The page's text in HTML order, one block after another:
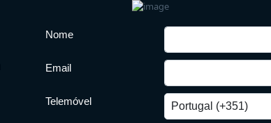
Nome
Email
Telemóvel